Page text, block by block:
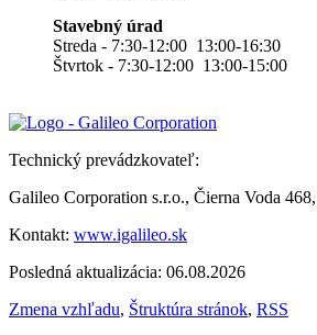
Stavebný úrad
Streda - 7:30-12:00 13:00-16:30
Štvrtok - 7:30-12:00 13:00-15:00
Technický prevádzkovateľ:
Galileo Corporation s.r.o., Čierna Voda
Kontakt: www.igalileo.sk
Posledná aktualizácia: 06.08.2026
Zmena vzhľadu, Štruktúra stránok, RSS